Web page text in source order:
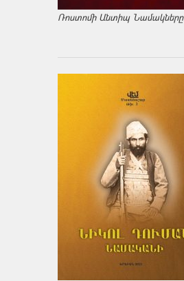
Ռոստոմի Անտիպ Նամակները